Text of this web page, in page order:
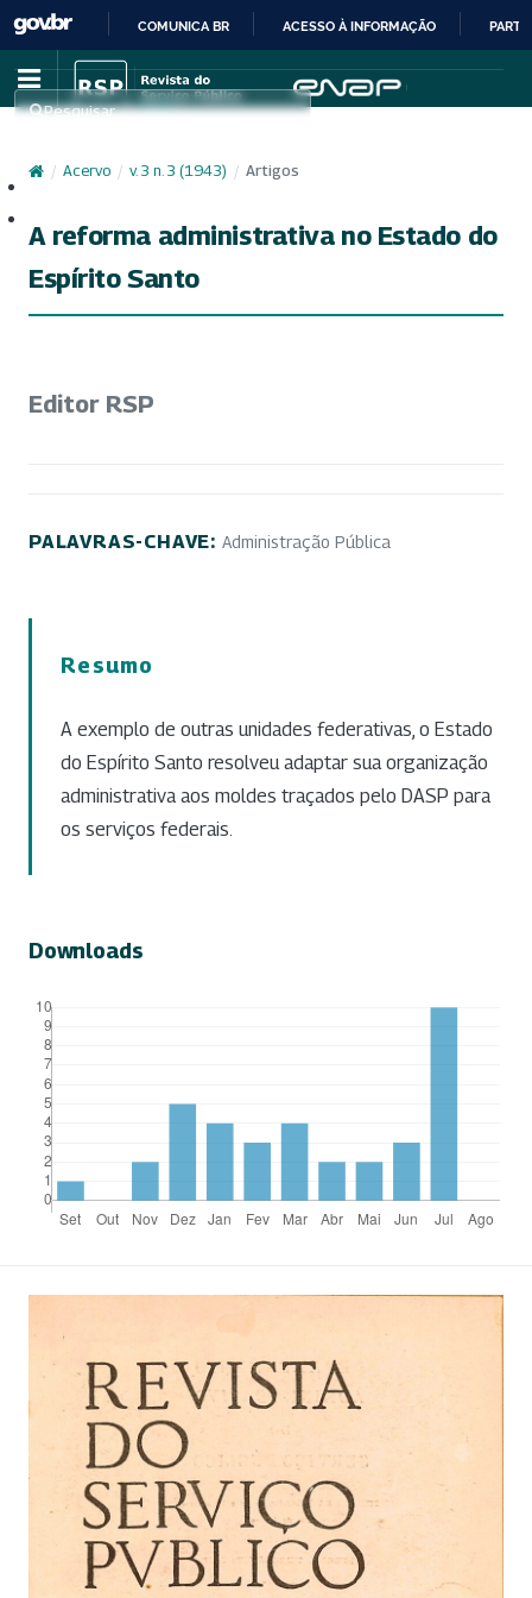
IR
PARA
CONTEÚDO
COMUNICA BR ACESSO À INFORMAÇÃO
Pesquisar
/ Acervo / v. 3 n. 3 (1943) / Artigos
A reforma administrativa no Estado do
Espírito Santo
Editor RSP
PALAVRAS-CHAVE: Administração Pública
Resumo
A exemplo de outras unidades federativas, o Estado
do Espírito Santo resolveu adaptar sua organização
administrativa aos moldes traçados pelo DASP para
os serviços federais.
Downloads